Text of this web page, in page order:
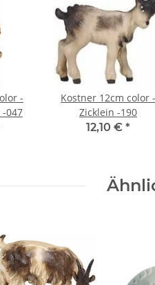
-
047
Kostner 12cm color -
Zicklein -190
12,10 € *